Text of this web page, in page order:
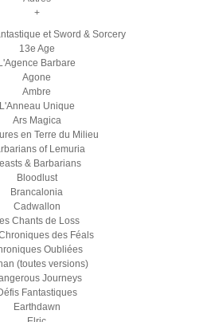
+
et Sword & Sorcery
13e Age
Barbare
Agone
Ambre
L'Anneau Unique
Ars Magica
en Terre du Milieu
of Lemuria
& Barbarians
Bloodlust
Brancalonia
Cadwallon
Chants de Loss
des Féals
Oubliées
(toutes versions)
Journeys
Fantastiques
Earthdawn